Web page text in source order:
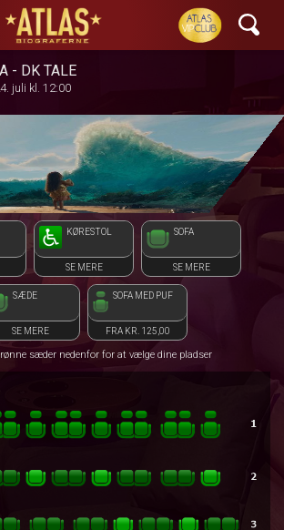
Biograferne
- DK TALE
juli kl. 12:00
KØRESTOL
SE MERE
SOFA
SE MERE
SÆDE
SE MERE
SOFA MED PUF
FRA KR. 125,00
sæder nedenfor for at vælge dine pladser
front05-temp 102020